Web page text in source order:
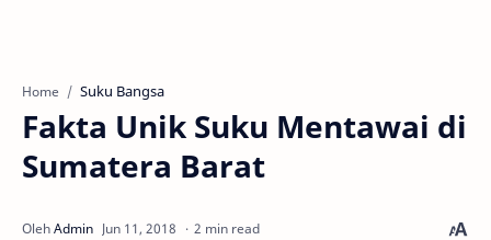
Home Suku Bangsa
Fakta Unik Suku Mentawai di
Sumatera Barat
2 min read